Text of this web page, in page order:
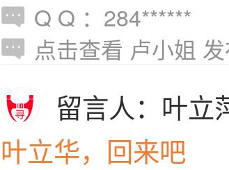
Q Q ：284******
点击查看 卢小姐
留言人：叶立
叶立华，回来吧